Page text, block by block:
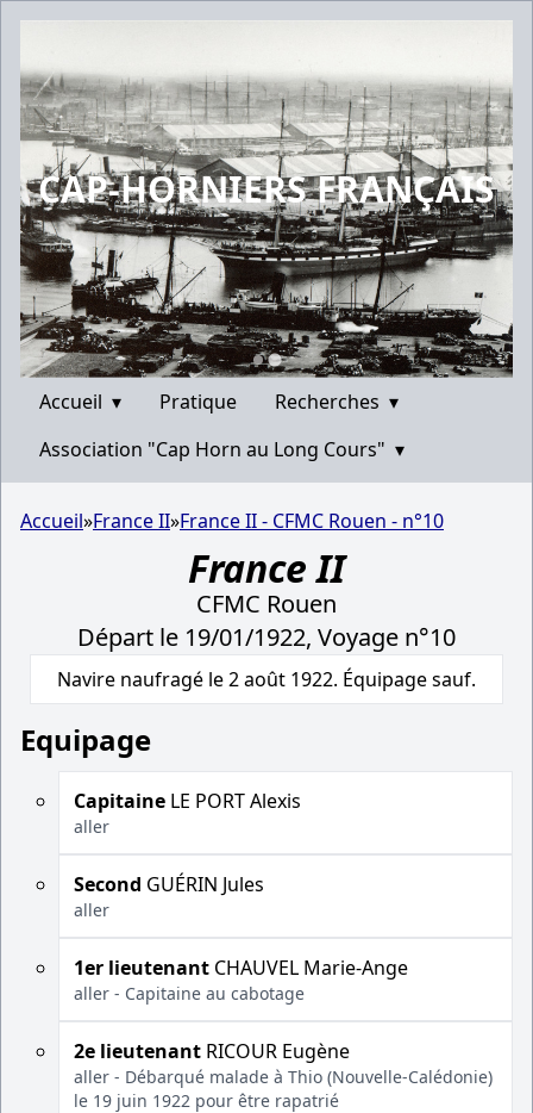
CAP-HORNIERS FRANÇAIS
Accueil ▾ Pratique Recherches ▾
Association "Cap Horn au Long Cours" ▾
Accueil»France II»France II - CFMC Rouen - n°10
France II
CFMC Rouen
Départ le 19/01/1922, Voyage n°10
Navire naufragé le 2 août 1922. Équipage sauf.
Equipage
Capitaine LE PORT Alexis
aller
Second GUÉRIN Jules
aller
1er lieutenant CHAUVEL Marie-Ange
aller - Capitaine au cabotage
2e lieutenant RICOUR Eugène
aller - Débarqué malade à Thio (Nouvelle-Calédonie)
le 19 juin 1922 pour être rapatrié